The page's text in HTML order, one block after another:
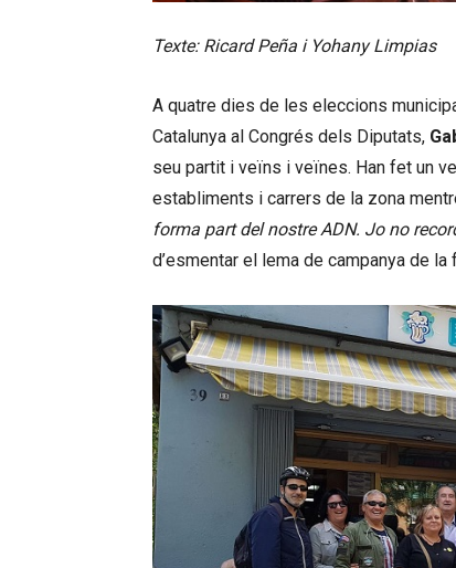
Texte: Ricard Peña i Yohany Limpias
A quatre dies de les eleccions
Catalunya al Congrés dels Diputats,
seu partit i veïns i veïnes. Han fet un
establiments i carrers de la zona
forma part del nostre ADN. Jo no
d’esmentar el lema de campanya de la